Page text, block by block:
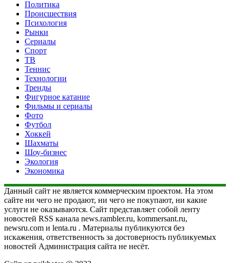
Политика
Происшествия
Психология
Рынки
Сериалы
Спорт
ТВ
Теннис
Технологии
Тренды
Фигурное катание
Фильмы и сериалы
Фото
Футбол
Хоккей
Шахматы
Шоу-бизнес
Экология
Экономика
Данный сайт не является коммерческим проектом. На этом
сайте ни чего не продают, ни чего не покупают, ни какие
услуги не оказываются. Сайт представляет собой ленту
новостей RSS канала news.rambler.ru, kommersant.ru,
newsru.com и lenta.ru . Материалы публикуются без
искажения, ответственность за достоверность публикуемых
новостей Администрация сайта не несёт.